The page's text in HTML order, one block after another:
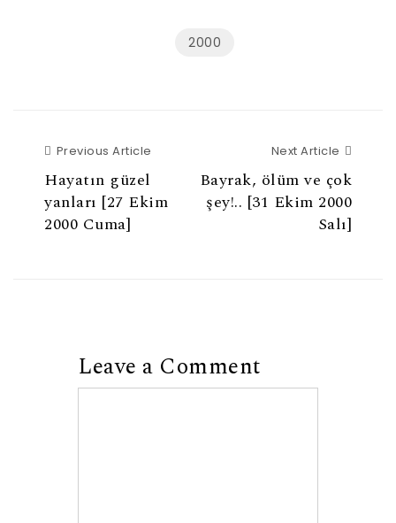
2000
Previous Article
Hayatın güzel
yanları [27 Ekim
2000 Cuma]
Next Article
Bayrak, ölüm ve çok
şey!.. [31 Ekim 2000
Salı]
Leave a Comment